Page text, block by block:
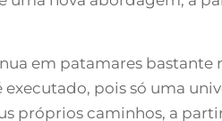
em patamares
pois só uma
próprios caminhos, a